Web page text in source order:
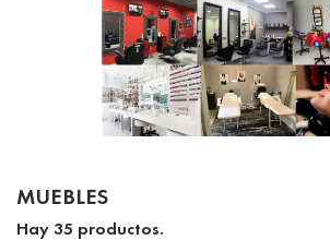
MUEBLES
Hay 35 productos.